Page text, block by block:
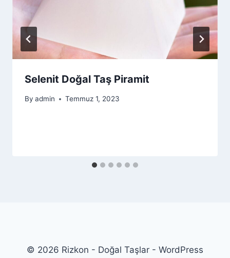
Selenit Doğal Taş Piramit
By admin Temmuz 1, 2023
© 2026 Rizkon - Doğal Taşlar - WordPress